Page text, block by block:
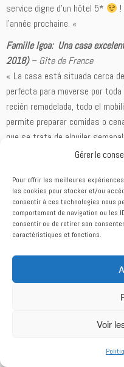
Gérer le
Pour offrir les meilleures
les cookies pour stocker et/ou
consentir à ces technologies nous
comportement de navigation ou les
consentir ou de retirer son
caractéristiques et fonctions.
Voir
service digne d’un hôtel 5*
l’année prochaine. «
Famille Igoa: Una casa
2018)–Gîte de France
« La casa está situada cerca
perfecta para moverse por toda
recién remodelada, todo el
permite preparar comidas o
que se trata de alquiler
Famille Masure- Hernould:
de plus ? Bravo pour ce beau
Famille Gabillet : (juillet 2018)
« Un grand merci à vous
et votre gentillesse. Nous
vacances, tout était parfait!
dans votre magnifique
de profiter de la piscine toute